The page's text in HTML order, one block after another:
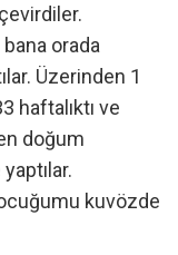
orada
Üzerinden 1
haftalıktı ve
doğum
kuvözde